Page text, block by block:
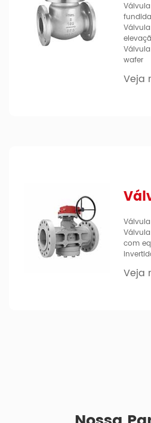
fundida
wafer
Veja
com
Veja